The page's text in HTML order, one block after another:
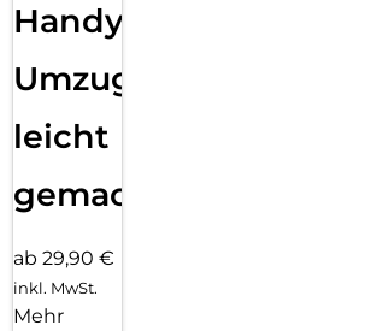
Handy
Umzug
leicht
gemacht!
ab 29,90 €
inkl. MwSt.
Mehr